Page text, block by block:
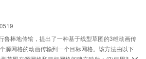
鲁棒地传输，提出了一种基于线型草图的3维动画传
源网格的动画传输到一个目标网格。该方法由以下